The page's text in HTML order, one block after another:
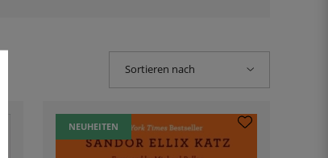
Sortieren nach
NEUHEITEN